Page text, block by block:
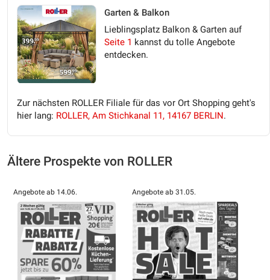
Garten & Balkon
Lieblingsplatz Balkon & Garten auf
Seite 1 kannst du tolle Angebote
entdecken.
Zur nächsten ROLLER Filiale für das vor Ort Shopping geht's
hier lang: ROLLER, Am Stichkanal 11, 14167 BERLIN.
Ältere Prospekte von ROLLER
Angebote ab 14.06. Angebote ab 31.05.